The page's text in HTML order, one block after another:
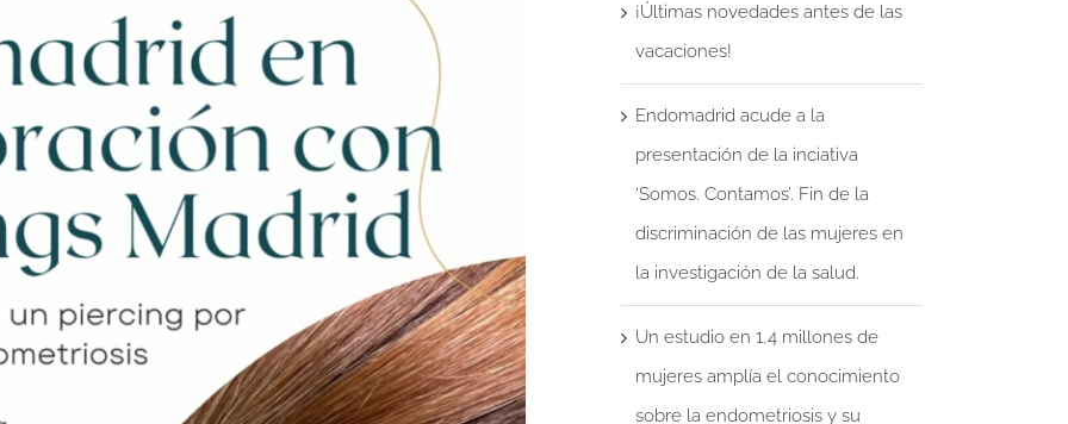
¡Últimas novedades antes de las
vacaciones!
Endomadrid acude a la
presentación de la inciativa
‘Somos. Contamos’. Fin de la
discriminación de las mujeres en
la investigación de la salud.
Un estudio en 1,4 millones de
mujeres amplía el conocimiento
sobre la endometriosis y su